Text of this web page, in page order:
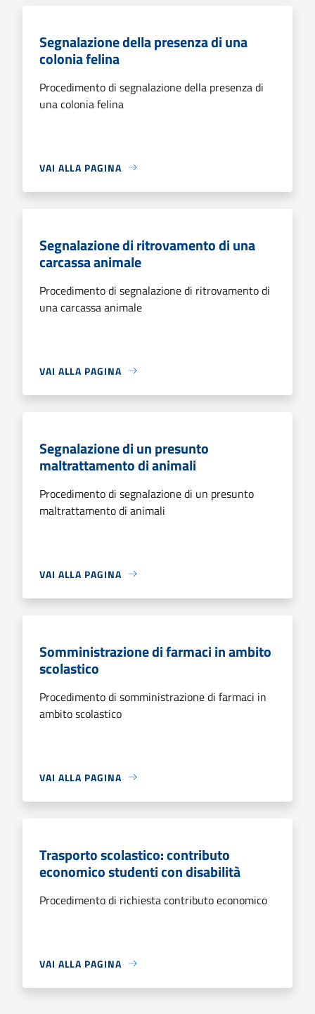
Segnalazione della presenza di una
colonia felina
Procedimento di segnalazione della presenza di
una colonia felina
VAI ALLA PAGINA
Segnalazione di ritrovamento di una
carcassa animale
Procedimento di segnalazione di ritrovamento di
una carcassa animale
VAI ALLA PAGINA
Segnalazione di un presunto
maltrattamento di animali
Procedimento di segnalazione di un presunto
maltrattamento di animali
VAI ALLA PAGINA
Somministrazione di farmaci in ambito
scolastico
Procedimento di somministrazione di farmaci in
ambito scolastico
VAI ALLA PAGINA
Trasporto scolastico: contributo
economico studenti con disabilità
Procedimento di richiesta contributo economico
VAI ALLA PAGINA